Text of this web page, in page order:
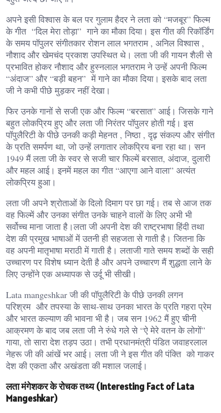
अपने इसी विश्वास के बल पर गुलाम हैदर ने लता को “मजबूर” फिल्म
के गीत “दिल मेरा तोड़ा” गाने का मौका दिया। इस गीत की रिकॉर्डिंग
के समय पॉपुलर संगीतकार रोशन लाल भगतराम , अनिल विश्वास ,
नौशाद और खेमचंद प्रकाश उपस्थित थे। लता जी की गायन शैली से
प्रभावित होकर नौशाद और हुस्नलाल भगतराम ने उन्हें अपनी फिल्म
“अंदाज” और “बड़ी बहन” में गाने का मौका दिया। इसके बाद लता
जी ने कभी पीछे मुड़कर नहीं देखा।
फिर उनके गानों से सजी एक और फिल्म “बरसात” आई। जिसके गाने
बहुत लोकप्रिय हुए और लता जी निरंतर पॉपुलर होती गई। इस
पॉपुलैरिटी के पीछे उनकी कड़ी मेहनत , निष्ठा , दृढ़ संकल्प और संगीत
के प्रति समर्पण था, जो उन्हें लगातार लोकप्रिय बना रहा था। सन
1949 मैं लता जी के स्वर से सजी चार फिल्में बरसात, अंदाज, दुलारी
और महल आई। इनमें महल का गीत “आएगा आने वाला” अत्यंत
लोकप्रिय हुआ।
लता जी अपने श्रोताओं के दिलो दिमाग पर छा गई। तब से आज तक
वह फिल्में और उनका संगीत उनके चाहने वालों के लिए अभी भी
सर्वोच्च माना जाता है।लता जी अपनी देश की राष्ट्रभाषा हिंदी तथा
देश की प्रमुख भाषाओं में उतनी ही सहजता से गाती है। जितना कि
वह अपनी मातृभाषा मराठी में गाती है। लताजी गाते समय शब्दों के सही
उच्चारण पर विशेष ध्यान देती है और अपने उच्चारण मैं शुद्धता लाने के
लिए उन्होंने एक अध्यापक से उर्दू भी सीखी।
Lata mangeshkar जी की पॉपुलैरिटी के पीछे उनकी लगन
परिश्रम और तपस्या के साथ-साथ उनका भारत के प्रति गहरा प्रेम
और भारत कल्याण की भावना भी है। जब सन 1962 मैं हुए चीनी
आक्रमण के बाद जब लता जी ने रुंधे गले से “ऐ मेरे वतन के लोगों”
गाया, तो सारा देश तड़प उठा। तभी प्रधानमंत्री पंडित जवाहरलाल
नेहरू जी की आंखें भर आई। लता जी ने इस गीत की पंक्ति को गाकर
देश की एकता और अखंडता की मशाल जलाई।
लता मंगेशकर के रोचक तथ्य (Interesting Fact of Lata
Mangeshkar)